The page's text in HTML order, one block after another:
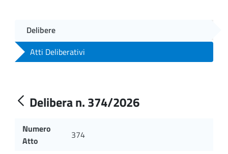
Delibere
Atti Deliberativi
Delibera n. 374/2026
Numero
Atto
374